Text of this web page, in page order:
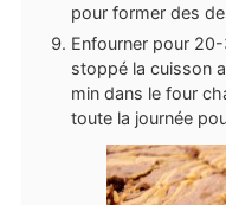
pour former des
Enfourner pour 20-
stoppé la cuisson
min dans le four
toute la journée